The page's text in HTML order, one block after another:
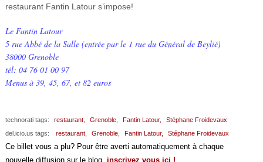
restaurant Fantin Latour s’impose!
Le Fantin Latour
5 rue Abbé de la Salle (entrée par le 1 rue du Général de Beylié)
38000 Grenoble
tél: 04 76 01 00 97
Menus à 39, 45, 67, et 82 euros
technorati tags: restaurant, Grenoble, Fantin Latour,
Stéphane Froidevaux
del.icio.us tags:
restaurant, Grenoble, Fantin Latour, Stéphane Froidevaux
Ce billet vous a plu? Pour être averti automatiquement à chaque
nouvelle diffusion sur le blog, inscrivez vous ici !